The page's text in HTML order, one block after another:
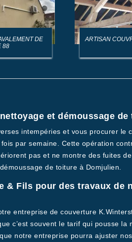
DE
88
ARTISAN
et démoussage de
intempéries et vous procurer le
par semaine. Cette opération
pas et ne montre des fuites
de toiture à Domjulien.
& Fils pour des travaux de
entreprise de couverture
c’est souvent le tarif qui pousse
notre entreprise pourra ajuster